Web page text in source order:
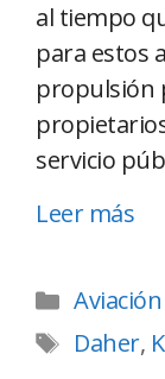
al tiempo
para estos
propulsión
servicio
Leer más
Daher,